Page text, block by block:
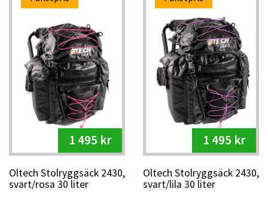
1 495 kr
Oltech Stolryggsäck 2430,
svart/rosa 30 liter
1 495 kr
Oltech Stolryggsäck 2430,
svart/lila 30 liter